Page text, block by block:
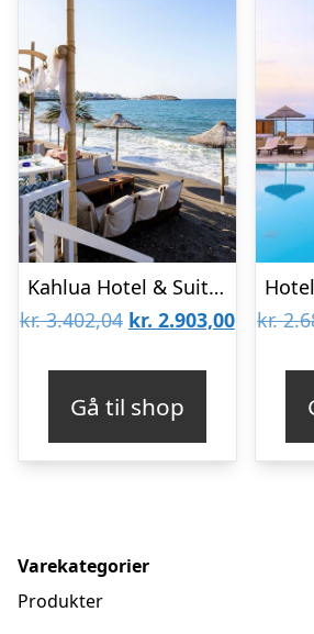
Kahlua Hotel & Suites
kr.3.402,04 Den
var:
kr. 3.402,04.
kr. 2.903,00Den
kr.
Gå til shop
kr.
Varekategorier
Produkter